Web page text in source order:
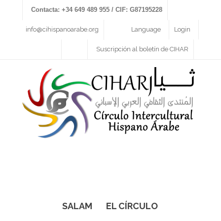
Contacta: +34 649 489 955 / CIF: G87195228
info@cihispanoarabe.org Login
Language
Suscripción al boletín de CIHAR
SALAM
EL CÍRCULO